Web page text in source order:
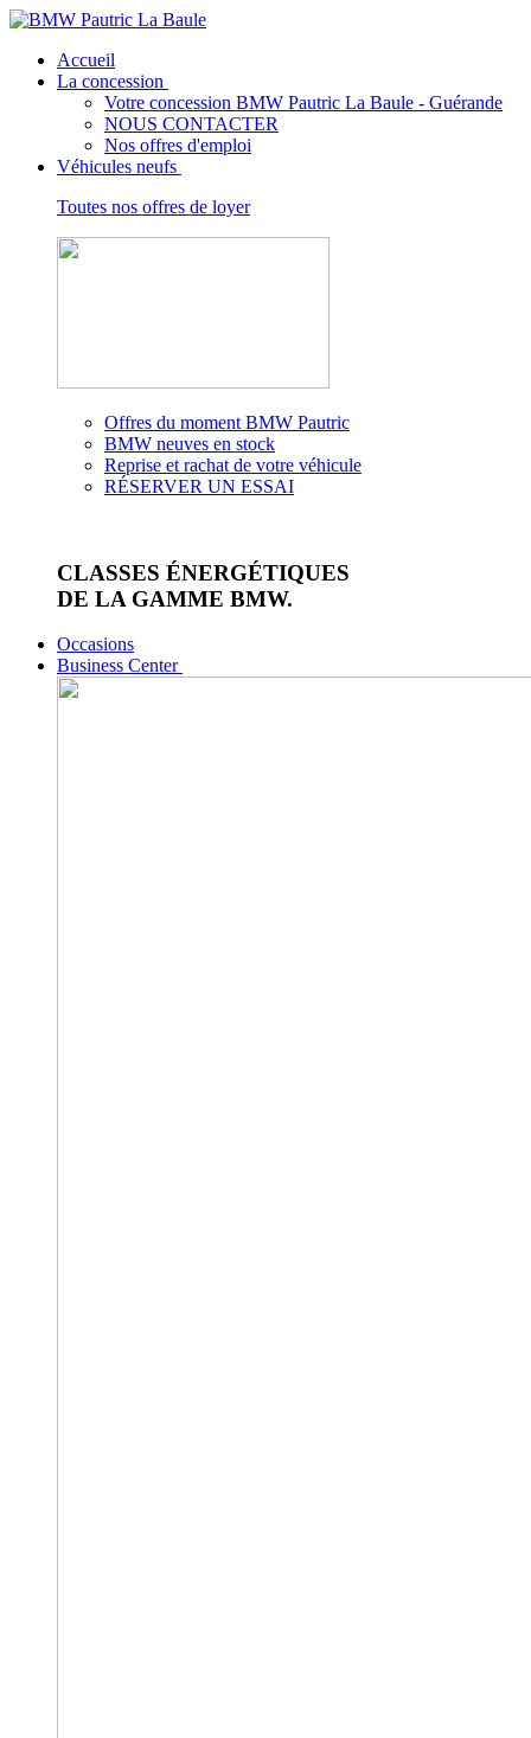
Accueil
La concession
Votre concession BMW Pautric La Baule - Guérande
NOUS CONTACTER
Nos offres d'emploi
Véhicules neufs
Toutes nos offres de loyer
Offres du moment BMW Pautric
BMW neuves en stock
Reprise et rachat de votre véhicule
RÉSERVER UN ESSAI
CLASSES ÉNERGÉTIQUES
DE LA GAMME BMW.
Occasions
Business Center